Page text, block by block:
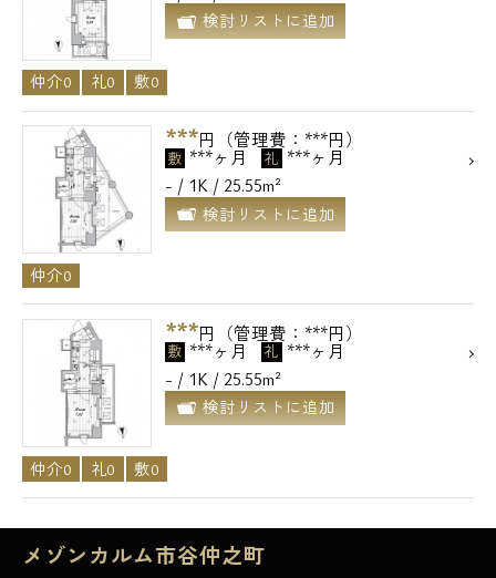
検討リストに追加
仲介0 礼0 敷0
***円（管理費：***円）
敷 ***ヶ月 礼 ***ヶ月
- / 1K / 25.55m²
検討リストに追加
仲介0
***円（管理費：***円）
敷 ***ヶ月 礼 ***ヶ月
- / 1K / 25.55m²
検討リストに追加
仲介0 礼0 敷0
メゾンカルム市谷仲之町
メールでお問い合わせ